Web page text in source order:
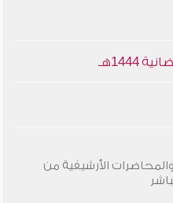
الأرشيفية من